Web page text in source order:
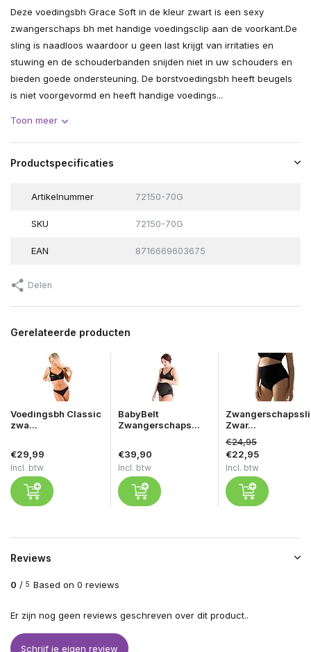
Deze voedingsbh Grace Soft in de kleur zwart is een sexy
zwangerschaps bh met handige voedingsclip aan de voorkant.De
sling is naadloos waardoor u geen last krijgt van irritaties en
stuwing en de schouderbanden snijden niet in uw schouders en
bieden goede ondersteuning. De borstvoedingsbh heeft beugels
is niet voorgevormd en heeft handige voedings...
Toon meer
Productspecificaties
Artikelnummer 72150-70G
SKU 72150-70G
EAN 8716669603675
Delen
Gerelateerde producten
Voedingsbh Classic
zwa...
€29,99
Incl. btw
BabyBelt
Zwangerschaps...
€39,90
Incl. btw
Zwar...
€24,95
€22,95
Incl. btw
Reviews
0 / 5 Based on 0 reviews
Er zijn nog geen reviews geschreven over dit product..
Schrijf je eigen review